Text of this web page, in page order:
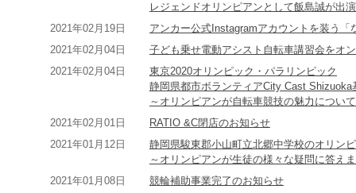
レジェンドオリンピアンとして飯島誠が出
2021年02月19日
アンカー公式Instagramアカウントを装う
2021年02月04日
子ども乗せ電動アシスト自転車講習会をオ
2021年02月04日
東京2020オリンピック・パラリンピック
静岡県都市ボランティアCity Cast Shizuoka
～オリンピアンが自転車競技の魅力につい
2021年02月01日
RATIO &C閉店のお知らせ
2021年01月12日
静岡県駿東郡小山町立北郷中学校のオリン
～オリンピアンが生徒の様々な疑問に答え
2021年01月08日
競輪補助事業完了のお知らせ